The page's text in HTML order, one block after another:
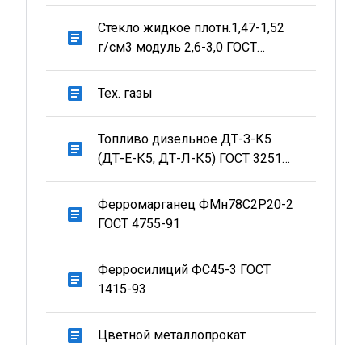
article
Стекло жидкое плотн.1,47-1,52
г/см3 модуль 2,6-3,0 ГОСТ
13078-81 для лит.производства
article Тех. газы
article
Топливо дизельное ДТ-З-К5
(ДТ-Е-К5, ДТ-Л-К5) ГОСТ 32511-
2013
article
Ферромарганец ФМн78С2Р20-2
ГОСТ 4755-91
article
Ферросилиций ФС45-3 ГОСТ
1415-93
article Цветной металлопрокат